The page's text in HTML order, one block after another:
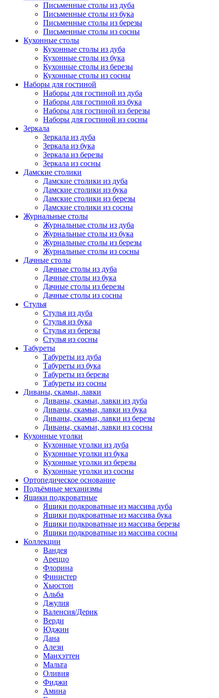
Письменные столы из дуба
Письменные столы из бука
Письменные столы из березы
Письменные столы из сосны
Кухонные столы
Кухонные столы из дуба
Кухонные столы из бука
Кухонные столы из березы
Кухонные столы из сосны
Наборы для гостиной
Наборы для гостиной из дуба
Наборы для гостиной из бука
Наборы для гостиной из березы
Наборы для гостиной из сосны
Зеркала
Зеркала из дуба
Зеркала из бука
Зеркала из березы
Зеркала из сосны
Дамские столики
Дамские столики из дуба
Дамские столики из бука
Дамские столики из березы
Дамские столики из сосны
Журнальные столы
Журнальные столы из дуба
Журнальные столы из бука
Журнальные столы из березы
Журнальные столы из сосны
Дачные столы
Дачные столы из дуба
Дачные столы из бука
Дачные столы из березы
Дачные столы из сосны
Стулья
Стулья из дуба
Стулья из бука
Стулья из березы
Стулья из сосны
Табуреты
Табуреты из дуба
Табуреты из бука
Табуреты из березы
Табуреты из сосны
Диваны, скамьи, лавки
Диваны, скамьи, лавки из дуба
Диваны, скамьи, лавки из бука
Диваны, скамьи, лавки из березы
Диваны, скамьи, лавки из сосны
Кухонные уголки
Кухонные уголки из дуба
Кухонные уголки из бука
Кухонные уголки из березы
Кухонные уголки из сосны
Ортопедическое основание
Подъёмные механизмы
Ящики подкроватные
Ящики подкроватные из массива дуба
Ящики подкроватные из массива бука
Ящики подкроватные из массива березы
Ящики подкроватные из массива сосны
Коллекции
Вандея
Ареццо
Флорина
Финистер
Хьюстон
Альба
Джулия
Валенсия/Дерик
Верди
Юджин
Дана
Алези
Манхэттен
Мальта
Оливия
Фиджи
Амина